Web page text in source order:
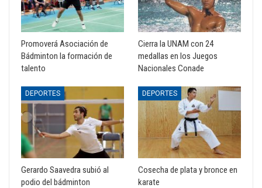
Promoverá Asociación de
Bádminton la formación de
talento
Cierra la UNAM con 24
medallas en los Juegos
Nacionales Conade
DEPORTES
Gerardo Saavedra subió al
podio del bádminton
DEPORTES
Cosecha de plata y bronce en
karate